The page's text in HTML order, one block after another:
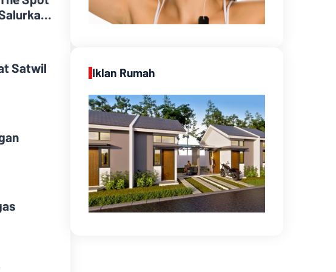
Satwil
Iklan Rumah